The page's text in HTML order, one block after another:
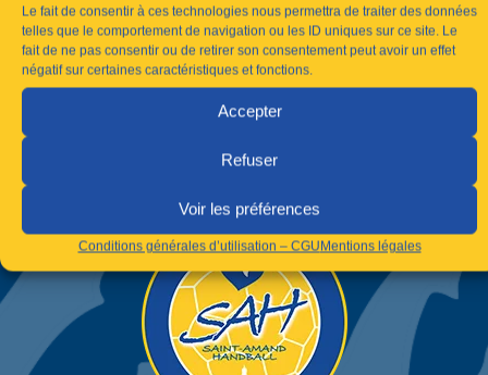
Le fait de consentir à ces technologies nous permettra de traiter des données
telles que le comportement de navigation ou les ID uniques sur ce site. Le
fait de ne pas consentir ou de retirer son consentement peut avoir un effet
négatif sur certaines caractéristiques et fonctions.
Accepter
Refuser
Voir les préférences
Conditions générales d’utilisation – CGUMentions légales